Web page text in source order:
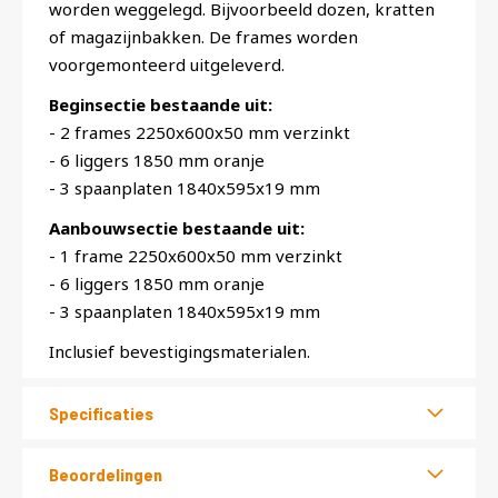
worden weggelegd. Bijvoorbeeld dozen, kratten
of magazijnbakken. De frames worden
voorgemonteerd uitgeleverd.
Beginsectie bestaande uit:
- 2 frames 2250x600x50 mm verzinkt
- 6 liggers 1850 mm oranje
- 3 spaanplaten 1840x595x19 mm
Aanbouwsectie bestaande uit:
- 1 frame 2250x600x50 mm verzinkt
- 6 liggers 1850 mm oranje
- 3 spaanplaten 1840x595x19 mm
Inclusief bevestigingsmaterialen.
Specificaties
Beoordelingen